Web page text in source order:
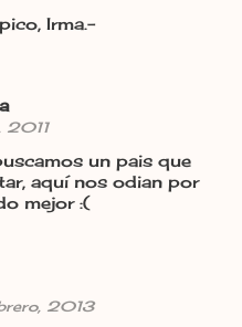
Irma.-
2011
un pais que
aquí nos odian por
mejor :(
2013